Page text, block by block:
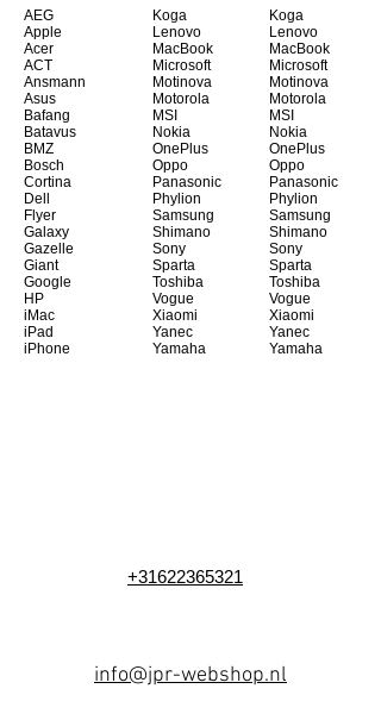
AEG
Apple
Acer
ACT
Ansmann
Asus
Bafang
Batavus
BMZ
Bosch
Cortina
Dell
Flyer
Galaxy
Gazelle
Giant
Google
HP
iMac
iPad
iPhone
Koga
Lenovo
MacBook
Microsoft
Motinova
Motorola
MSI
Nokia
OnePlus
Oppo
Panasonic
Phylion
Samsung
Shimano
Sony
Sparta
Toshiba
Vogue
Xiaomi
Yanec
Yamaha
Koga
Lenovo
MacBook
Microsoft
Motinova
Motorola
MSI
Nokia
OnePlus
Oppo
Panasonic
Phylion
Samsung
Shimano
Sony
Sparta
Toshiba
Vogue
Xiaomi
Yanec
Yamaha
+31622365321
info@jpr-webshop.nl